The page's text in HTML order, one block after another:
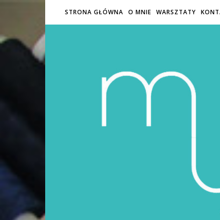
STRONA GŁÓWNA O MNIE WARSZTATY